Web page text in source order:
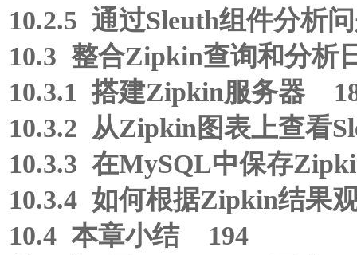
10.2.5 通过Sleuth组件分析
10.3 整合Zipkin查询和分
10.3.1 搭建Zipkin服务器
10.3.2 从Zipkin图表上查看
10.3.3 在MySQL中保存
10.3.4 如何根据Zipkin结果
10.4 本章小结 194